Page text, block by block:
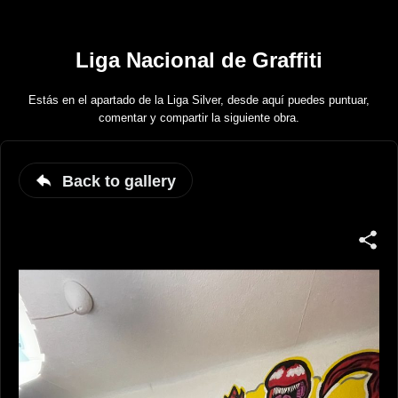
Liga Nacional de Graffiti
Estás en el apartado de la Liga Silver, desde aquí puedes puntuar,
comentar y compartir la siguiente obra.
Back to gallery